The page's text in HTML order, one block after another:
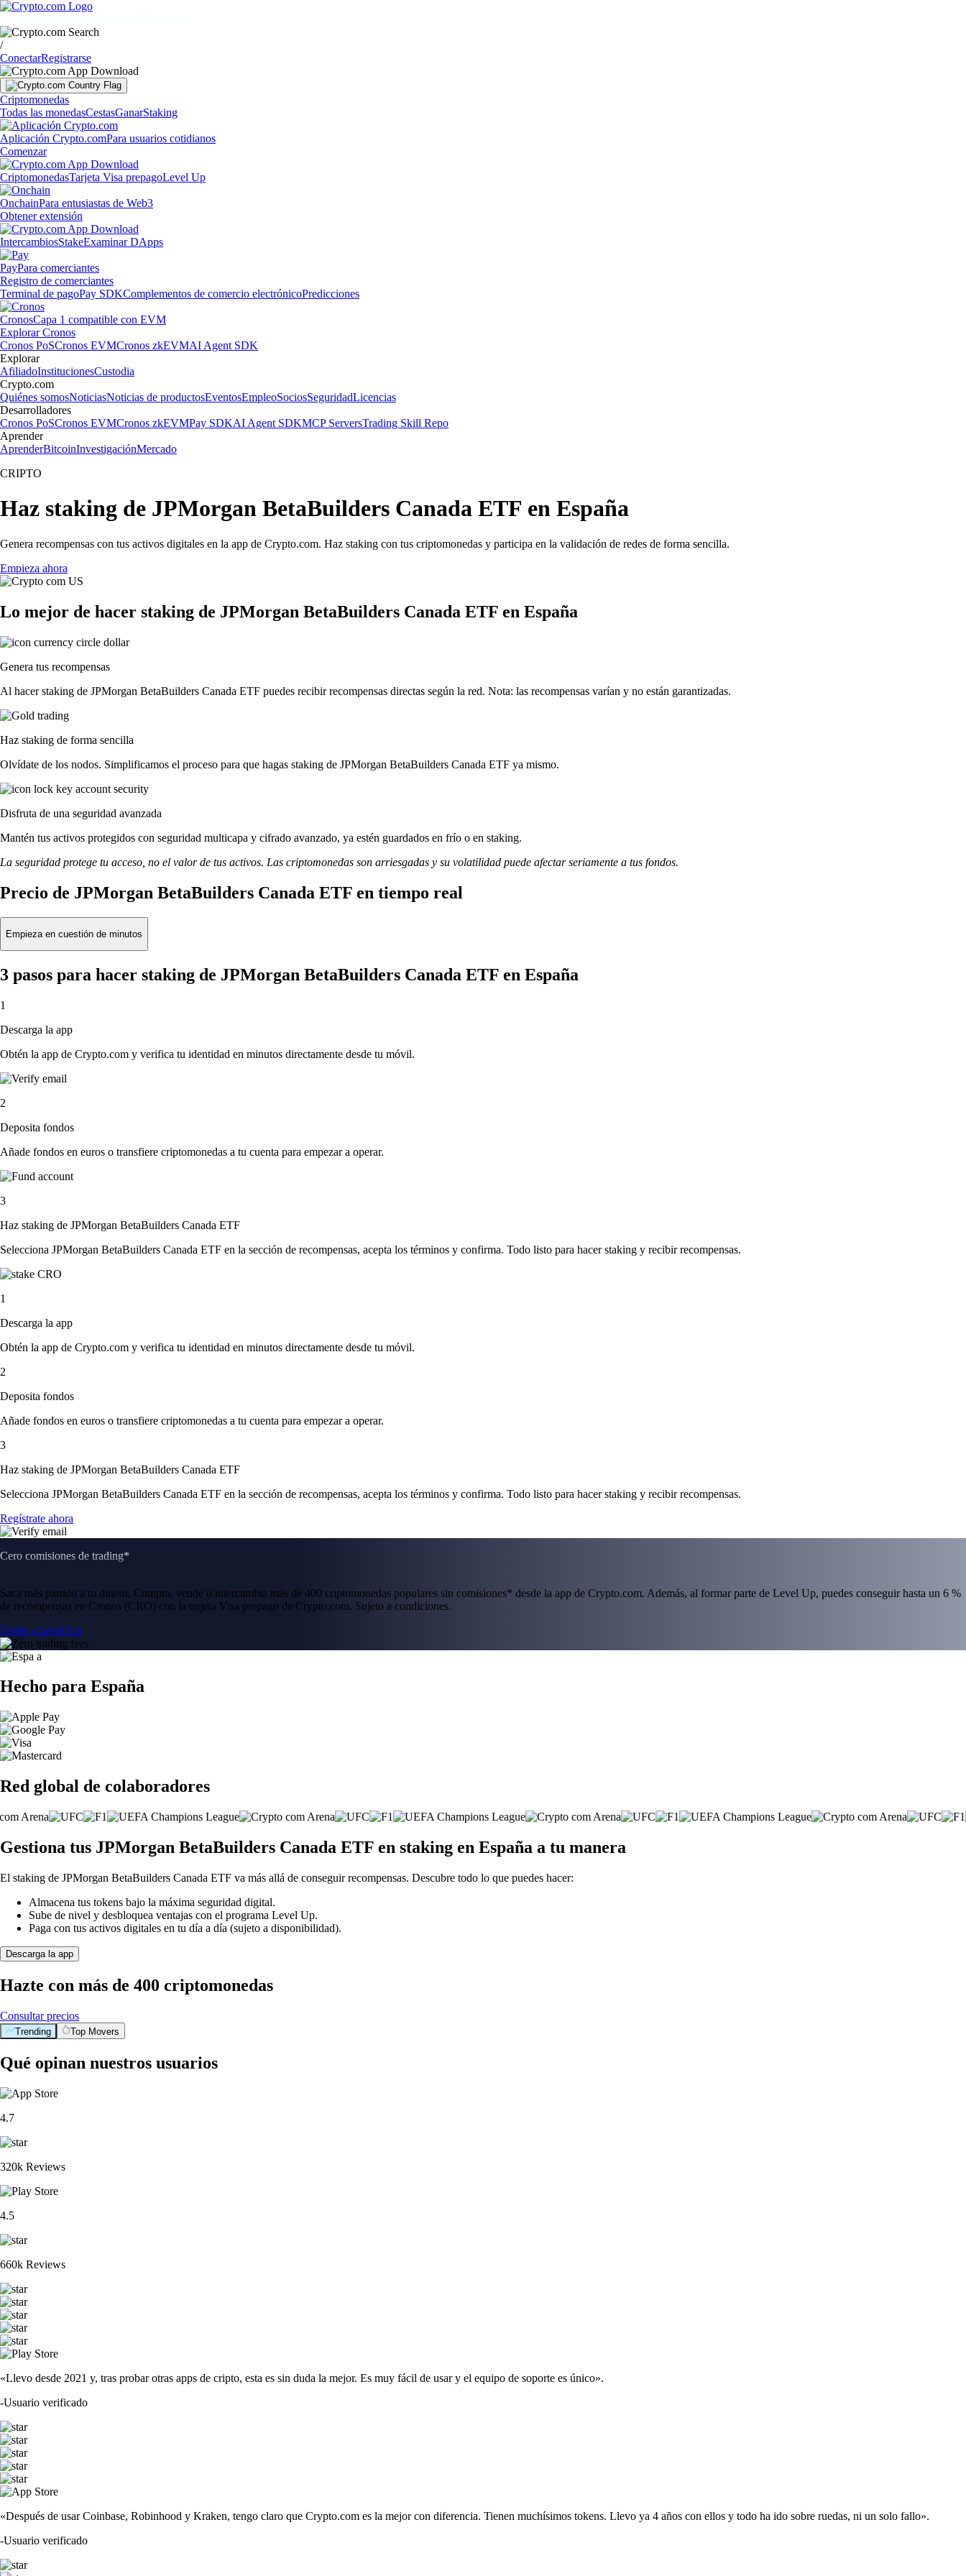
/
ConectarRegistrarse
Criptomonedas
Todas las monedasCestasGanarStaking
Aplicación Crypto.comPara usuarios cotidianos
Comenzar
CriptomonedasTarjeta Visa prepagoLevel Up
OnchainPara entusiastas de Web3
Obtener extensión
IntercambiosStakeExaminar DApps
PayPara comerciantes
Registro de comerciantes
Terminal de pagoPay SDKComplementos de comercio electrónicoPredicciones
CronosCapa 1 compatible con EVM
Explorar Cronos
Cronos PoSCronos EVMCronos zkEVMAI Agent SDK
Explorar
AfiliadoInstitucionesCustodia
Crypto.com
Quiénes somosNoticiasNoticias de productosEventosEmpleoSociosSeguridadLicencias
Desarrolladores
Cronos PoSCronos EVMCronos zkEVMPay SDKAI Agent SDKMCP ServersTrading Skill Repo
Aprender
AprenderBitcoinInvestigaciónMercado
CRIPTO
Haz staking de JPMorgan BetaBuilders Canada ETF en España
Genera recompensas con tus activos digitales en la app de Crypto.com. Haz staking con tus criptomonedas y participa en la validación de redes de forma sencilla.
Empieza ahora
Lo mejor de hacer staking de JPMorgan BetaBuilders Canada ETF en España
Genera tus recompensas
Al hacer staking de JPMorgan BetaBuilders Canada ETF puedes recibir recompensas directas según la red. Nota: las recompensas varían y no están garantizadas.
Haz staking de forma sencilla
Olvídate de los nodos. Simplificamos el proceso para que hagas staking de JPMorgan BetaBuilders Canada ETF ya mismo.
Disfruta de una seguridad avanzada
Mantén tus activos protegidos con seguridad multicapa y cifrado avanzado, ya estén guardados en frío o en staking.
La seguridad protege tu acceso, no el valor de tus activos. Las criptomonedas son arriesgadas y su volatilidad puede afectar seriamente a tus fondos.
Precio de JPMorgan BetaBuilders Canada ETF en tiempo real
Empieza en cuestión de minutos
3 pasos para hacer staking de JPMorgan BetaBuilders Canada ETF en España
1
Descarga la app
Obtén la app de Crypto.com y verifica tu identidad en minutos directamente desde tu móvil.
2
Deposita fondos
Añade fondos en euros o transfiere criptomonedas a tu cuenta para empezar a operar.
3
Haz staking de JPMorgan BetaBuilders Canada ETF
Selecciona JPMorgan BetaBuilders Canada ETF en la sección de recompensas, acepta los términos y confirma. Todo listo para hacer staking y recibir recompensas.
1
Descarga la app
Obtén la app de Crypto.com y verifica tu identidad en minutos directamente desde tu móvil.
2
Deposita fondos
Añade fondos en euros o transfiere criptomonedas a tu cuenta para empezar a operar.
3
Haz staking de JPMorgan BetaBuilders Canada ETF
Selecciona JPMorgan BetaBuilders Canada ETF en la sección de recompensas, acepta los términos y confirma. Todo listo para hacer staking y recibir recompensas.
Regístrate ahora
Cero comisiones de trading*
Saca más partido a tu dinero. Compra, vende o intercambia más de 400 criptomonedas populares sin comisiones* desde la app de Crypto.com. Además, al formar parte de Level Up, puedes conseguir hasta un 6 %
de recompensas en Cronos (CRO) con la tarjeta Visa prepago de Crypto.com. Sujeto a condiciones.
Únete a Level Up
Hecho para España
Red global de colaboradores
Gestiona tus JPMorgan BetaBuilders Canada ETF en staking en España a tu manera
El staking de JPMorgan BetaBuilders Canada ETF va más allá de conseguir recompensas. Descubre todo lo que puedes hacer:
Almacena tus tokens bajo la máxima seguridad digital.
Sube de nivel y desbloquea ventajas con el programa Level Up.
Paga con tus activos digitales en tu día a día (sujeto a disponibilidad).
Descarga la app
Hazte con más de 400 criptomonedas
Consultar precios
Trending Top Movers
Qué opinan nuestros usuarios
4.7
320k Reviews
4.5
660k Reviews
«Llevo desde 2021 y, tras probar otras apps de cripto, esta es sin duda la mejor. Es muy fácil de usar y el equipo de soporte es único».
-Usuario verificado
«Después de usar Coinbase, Robinhood y Kraken, tengo claro que Crypto.com es la mejor con diferencia. Tienen muchísimos tokens. Llevo ya 4 años con ellos y todo ha ido sobre ruedas, ni un solo fallo».
-Usuario verificado